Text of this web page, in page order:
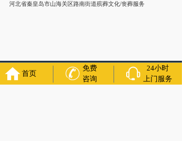
河北省秦皇岛市山海关区路南街道殡葬文化/丧葬服务
友情链接： 苏州丧葬公司 石家庄殡葬一条龙 长沙殡
葬服务公司南昌青山湖白事公司呼和浩特灵车出租公司哈尔
首页
免费
咨询
24小时
上门服务